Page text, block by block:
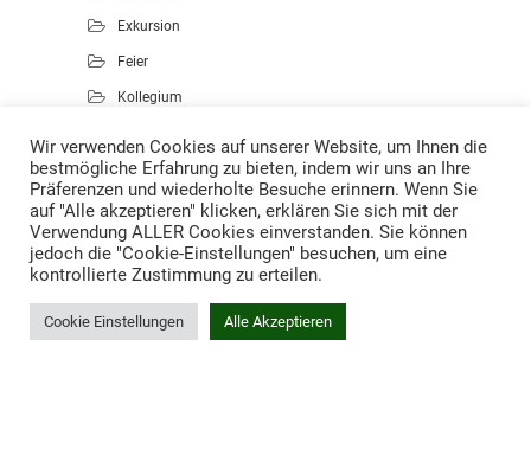
Exkursion
Feier
Kollegium
Musik
Projekte
Sport
Wir verwenden Cookies auf unserer Website, um Ihnen die
bestmögliche Erfahrung zu bieten, indem wir uns an Ihre
Präferenzen und wiederholte Besuche erinnern. Wenn Sie
auf "Alle akzeptieren" klicken, erklären Sie sich mit der
Verwendung ALLER Cookies einverstanden. Sie können
jedoch die "Cookie-Einstellungen" besuchen, um eine
kontrollierte Zustimmung zu erteilen.
Cookie Einstellungen Alle Akzeptieren